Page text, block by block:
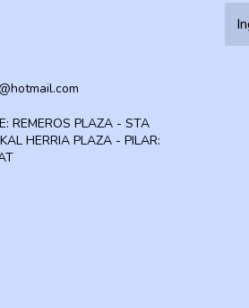
REMEROS PLAZA - STA
HERRIA PLAZA - PILAR: